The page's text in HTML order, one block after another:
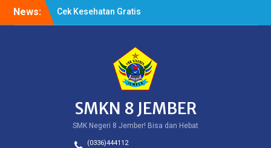
News:
Cek Kesehatan Gratis
(CKG)
HASIL SPMB PEMENUHAN
SMKN 8 JEMBER
SMK Negeri 8 Jember! Bisa dan Hebat
(0336)444112